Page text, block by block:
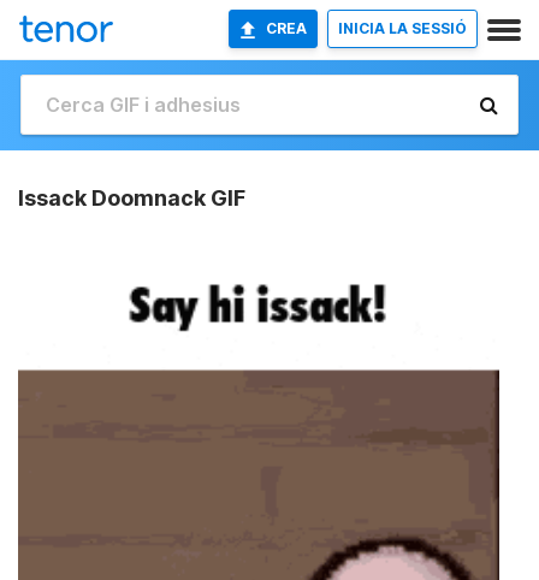
CREA INICIA LA SESSIÓ
Issack Doomnack GIF